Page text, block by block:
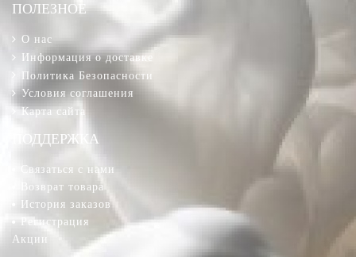
ПОЛЕЗНОЕ
О нас
Информация о доставке
Политика Безопасности
Условия соглашения
Карта сайта
ПОДДЕРЖКА
Связаться с нами
Возврат товара
История заказов
Регистрация
Акции